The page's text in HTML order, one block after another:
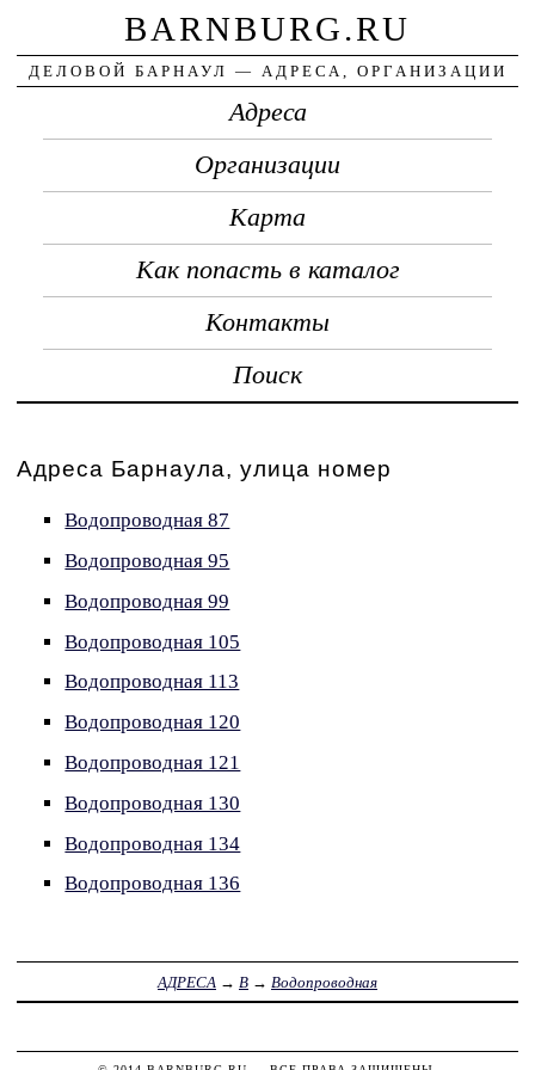
BARNBURG.RU
ДЕЛОВОЙ БАРНАУЛ — АДРЕСА, ОРГАНИЗАЦИИ
Адреса
Организации
Карта
Как попасть в каталог
Контакты
Поиск
Адреса Барнаула, улица номер
Водопроводная 87
Водопроводная 95
Водопроводная 99
Водопроводная 105
Водопроводная 113
Водопроводная 120
Водопроводная 121
Водопроводная 130
Водопроводная 134
Водопроводная 136
АДРЕСА → В → Водопроводная